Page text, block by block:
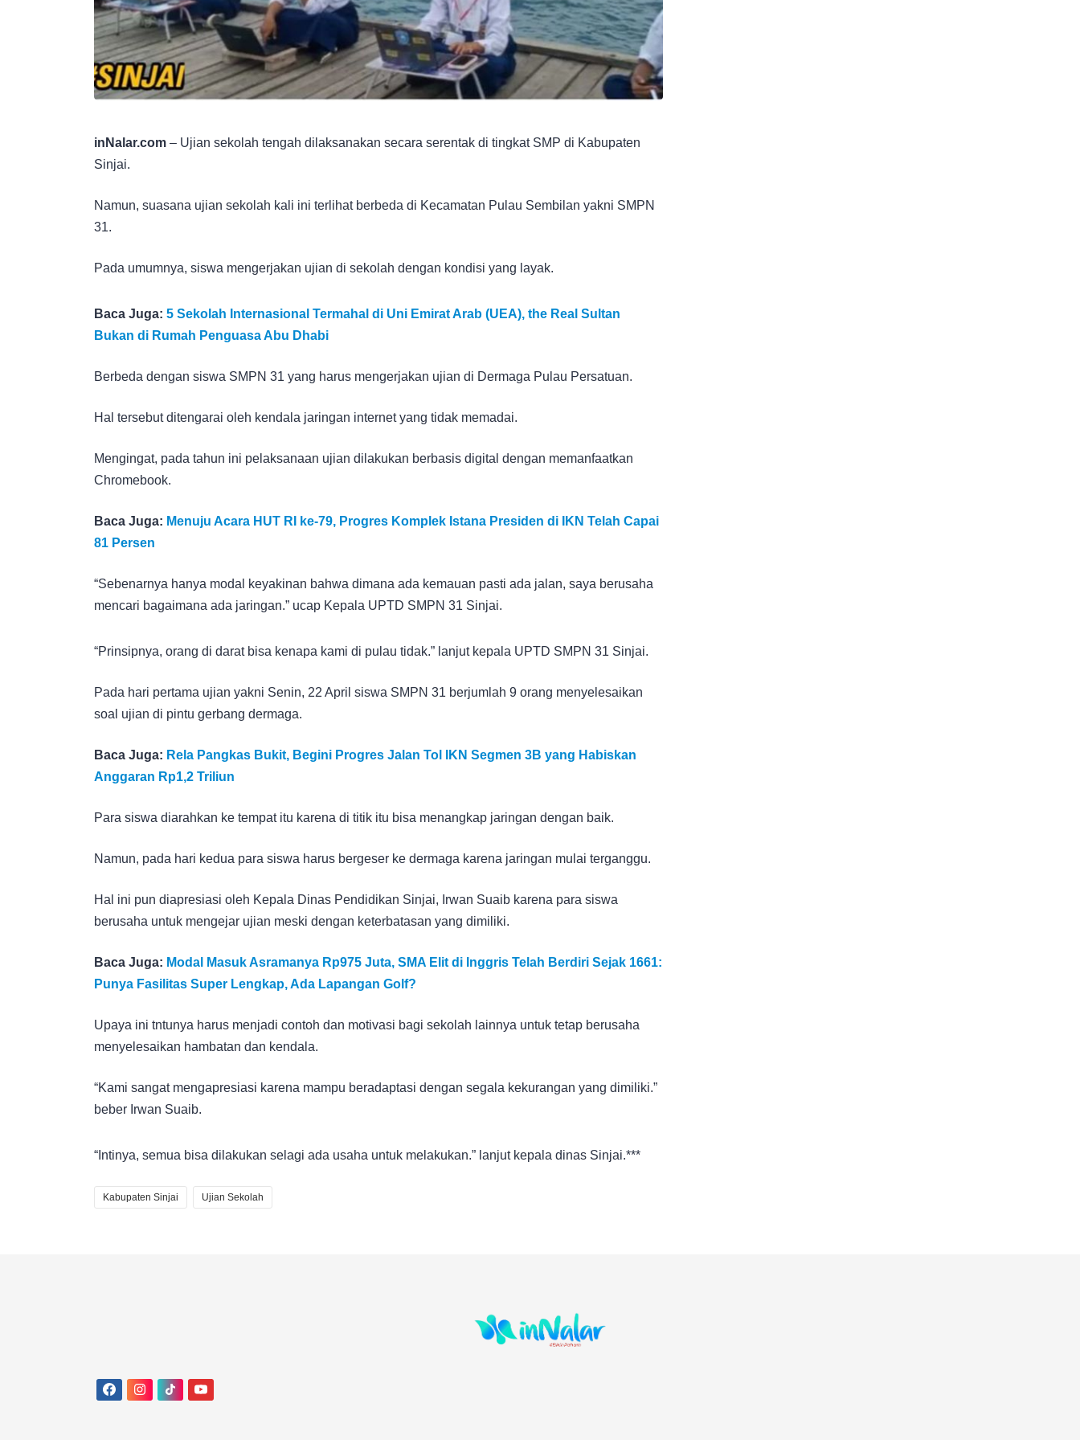
inNalar.com – Ujian sekolah tengah dilaksanakan secara serentak di tingkat SMP di Kabupaten
Sinjai.
Namun, suasana ujian sekolah kali ini terlihat berbeda di Kecamatan Pulau Sembilan yakni SMPN
31.
Pada umumnya, siswa mengerjakan ujian di sekolah dengan kondisi yang layak.
Baca Juga: 5 Sekolah Internasional Termahal di Uni Emirat Arab (UEA), the Real Sultan
Bukan di Rumah Penguasa Abu Dhabi
Berbeda dengan siswa SMPN 31 yang harus mengerjakan ujian di Dermaga Pulau Persatuan.
Hal tersebut ditengarai oleh kendala jaringan internet yang tidak memadai.
Mengingat, pada tahun ini pelaksanaan ujian dilakukan berbasis digital dengan memanfaatkan
Chromebook.
Baca Juga: Menuju Acara HUT RI ke-79, Progres Komplek Istana Presiden di IKN Telah Capai
81 Persen
“Sebenarnya hanya modal keyakinan bahwa dimana ada kemauan pasti ada jalan, saya berusaha
mencari bagaimana ada jaringan.” ucap Kepala UPTD SMPN 31 Sinjai.
“Prinsipnya, orang di darat bisa kenapa kami di pulau tidak.” lanjut kepala UPTD SMPN 31 Sinjai.
Pada hari pertama ujian yakni Senin, 22 April siswa SMPN 31 berjumlah 9 orang menyelesaikan
soal ujian di pintu gerbang dermaga.
Baca Juga: Rela Pangkas Bukit, Begini Progres Jalan Tol IKN Segmen 3B yang Habiskan
Anggaran Rp1,2 Triliun
Para siswa diarahkan ke tempat itu karena di titik itu bisa menangkap jaringan dengan baik.
Namun, pada hari kedua para siswa harus bergeser ke dermaga karena jaringan mulai terganggu.
Hal ini pun diapresiasi oleh Kepala Dinas Pendidikan Sinjai, Irwan Suaib karena para siswa
berusaha untuk mengejar ujian meski dengan keterbatasan yang dimiliki.
Baca Juga: Modal Masuk Asramanya Rp975 Juta, SMA Elit di Inggris Telah Berdiri Sejak 1661:
Punya Fasilitas Super Lengkap, Ada Lapangan Golf?
Upaya ini tntunya harus menjadi contoh dan motivasi bagi sekolah lainnya untuk tetap berusaha
menyelesaikan hambatan dan kendala.
“Kami sangat mengapresiasi karena mampu beradaptasi dengan segala kekurangan yang dimiliki.”
beber Irwan Suaib.
“Intinya, semua bisa dilakukan selagi ada usaha untuk melakukan.” lanjut kepala dinas Sinjai.***
Kabupaten Sinjai Ujian Sekolah